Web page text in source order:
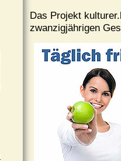
Das Projekt
zwanzigjährigen